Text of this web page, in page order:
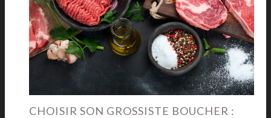
CHOISIR SON GROSSISTE BOUCHER :